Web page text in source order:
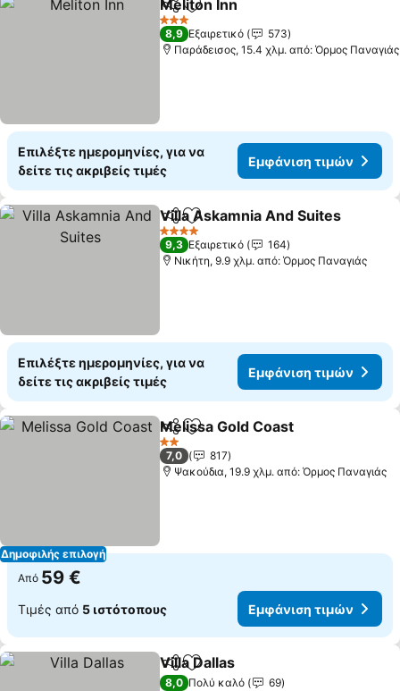
Κοινοποίηση
Προσθήκη στα αγαπημένα
Meliton Inn
3 Αστέρια
8,9 Εξαιρετικό
573
Παράδεισος, 15.4 χλμ. από: Όρμος Παναγιάς
Επιλέξτε ημερομηνίες, για να
δείτε τις ακριβείς τιμές
Εμφάνιση τιμών
Κοινοποίηση
Προσθήκη στα αγαπημένα
Villa Askamnia And Suites
4 Αστέρια
9,3 Εξαιρετικό
164
Νικήτη, 9.9 χλμ. από: Όρμος Παναγιάς
Επιλέξτε ημερομηνίες, για να
δείτε τις ακριβείς τιμές
Εμφάνιση τιμών
Δημοφιλής επιλογή
Κοινοποίηση
Προσθήκη στα αγαπημένα
Melissa Gold Coast
2 Αστέρια
7,0
817
Ψακούδια, 19.9 χλμ. από: Όρμος Παναγιάς
Από 59 €
Τιμές από 5 ιστότοπους Εμφάνιση τιμών
Κοινοποίηση
Προσθήκη στα αγαπημένα
Villa Dallas
8,0 Πολύ καλό
69